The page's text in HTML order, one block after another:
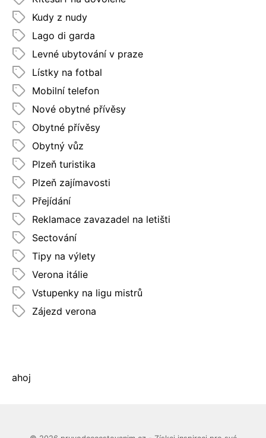
Kudy z nudy
Lago di garda
Levné ubytování v praze
Lístky na fotbal
Mobilní telefon
Nové obytné přívěsy
Obytné přívěsy
Obytný vůz
Plzeň turistika
Plzeň zajímavosti
Přejídání
Reklamace zavazadel na letišti
Sectování
Tipy na výlety
Verona itálie
Vstupenky na ligu mistrů
Zájezd verona
ahoj